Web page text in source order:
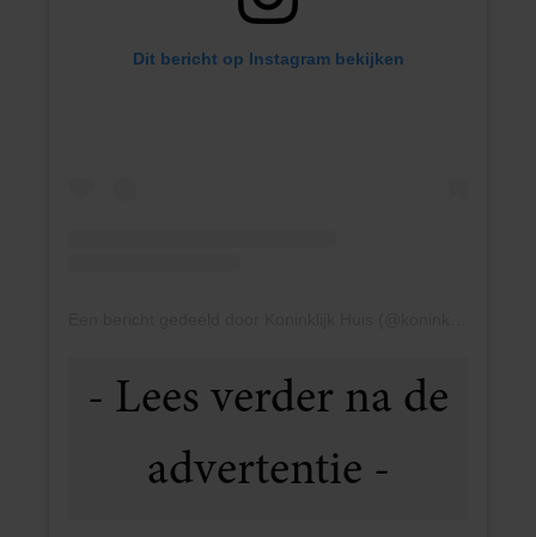
Dit bericht op Instagram bekijken